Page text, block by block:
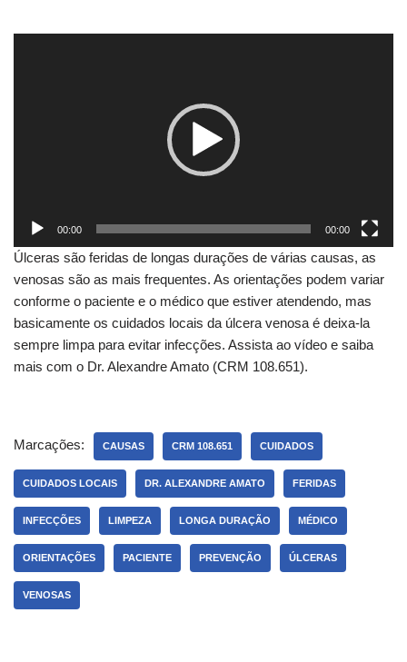
í
d
e
o
00:00 00:00
Úlceras são feridas de longas durações de várias causas, as
venosas são as mais frequentes. As orientações podem variar
conforme o paciente e o médico que estiver atendendo, mas
basicamente os cuidados locais da úlcera venosa é deixa-la
sempre limpa para evitar infecções. Assista ao vídeo e saiba
mais com o Dr. Alexandre Amato (CRM 108.651).
Marcações: CAUSAS CRM 108.651 CUIDADOS
CUIDADOS LOCAIS DR. ALEXANDRE AMATO FERIDAS
INFECÇÕES LIMPEZA LONGA DURAÇÃO MÉDICO
ORIENTAÇÕES PACIENTE PREVENÇÃO ÚLCERAS
VENOSAS